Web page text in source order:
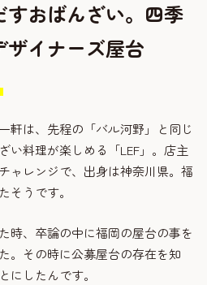
おばんざい。四季
ザイナーズ屋台
軒は、先程の「バル河野」と同じ
い料理が楽しめる「LEF」。店主
ャレンジで、出身は神奈川県。福
そうです。
時、卒論の中に福岡の屋台の事を
。その時に公募屋台の存在を知
にしたんです。